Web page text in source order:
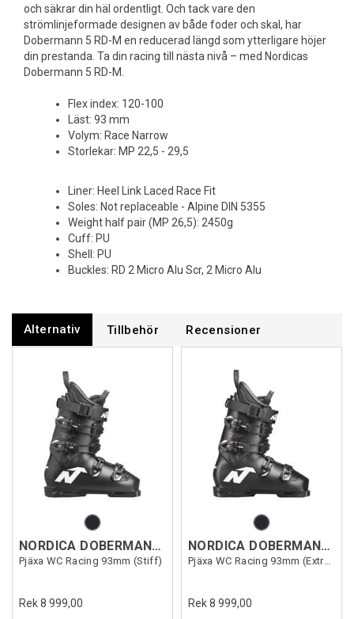
och säkrar din häl ordentligt. Och tack vare den
strömlinjeformade designen av både foder och skal, har
Dobermann 5 RD-M en reducerad längd som ytterligare höjer
din prestanda. Ta din racing till nästa nivå – med Nordicas
Dobermann 5 RD-M.
Flex index: 120-100
Läst: 93 mm
Volym: Race Narrow
Storlekar: MP 22,5 - 29,5
Liner: Heel Link Laced Race Fit
Soles: Not replaceable - Alpine DIN 5355
Weight half pair (MP 26,5): 2450g
Cuff: PU
Shell: PU
Buckles: RD 2 Micro Alu Scr, 2 Micro Alu
Alternativ Tillbehör Recensioner
NORDICA DOBERMANN 5 RD-93 S
Pjäxa WC Racing 93mm (Stiff)
Rek 8 999,00
NORDICA DOBERMANN 5 RD-93 ES
Pjäxa WC Racing 93mm (Extra Stiff)
Rek 8 999,00